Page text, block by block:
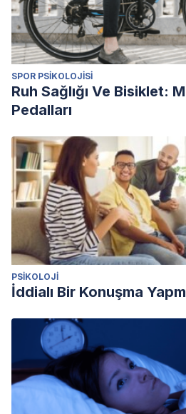
SPOR PSIKOLOJISI
Ruh Sağlığı Ve Bisiklet:
Pedalları
PSIKOLOJI
İddialı Bir Konuşma